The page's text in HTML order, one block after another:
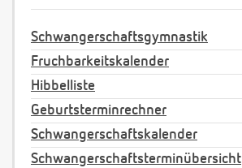
Schwangerschaftsgymnastik
Fruchbarkeitskalender
Hibbelliste
Geburtsterminrechner
Schwangerschaftskalender
Schwangerschaftsterminübersicht